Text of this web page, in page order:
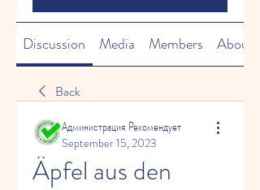
Discussion Media Members About
Back
Администрация Рекомендует
September 15, 2023
Äpfel aus den